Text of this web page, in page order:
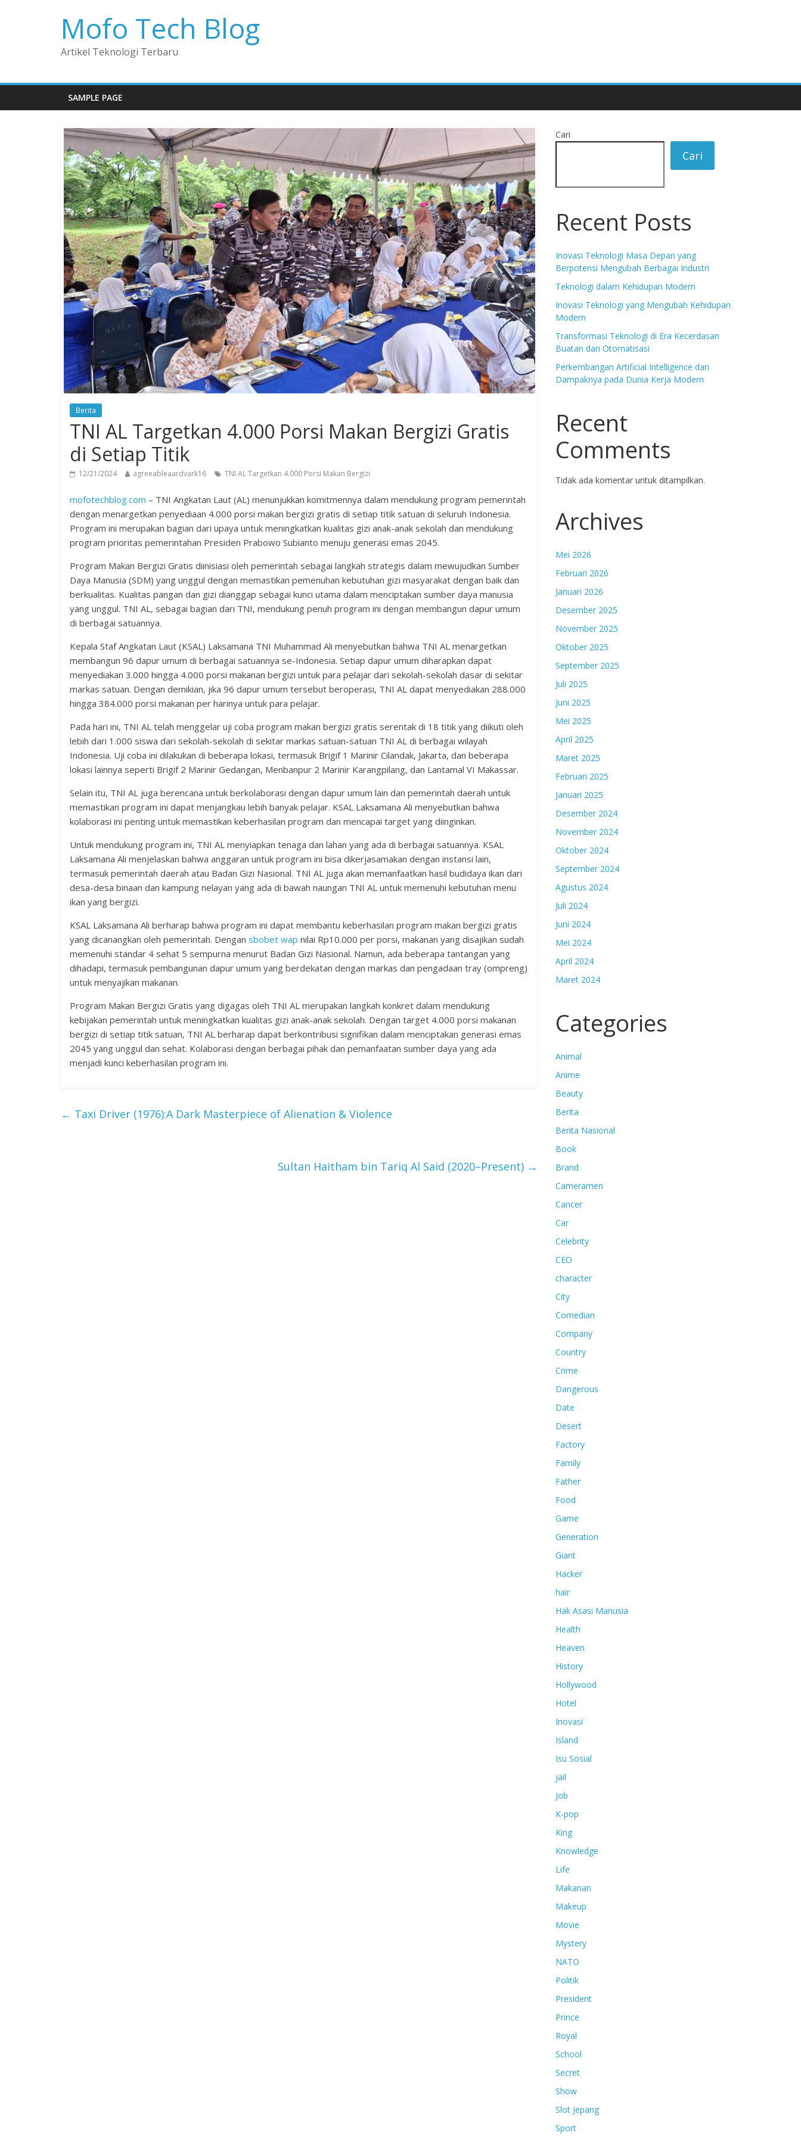
Mofo Tech Blog
Artikel Teknologi Terbaru
SAMPLE PAGE
Berita
TNI AL Targetkan 4.000 Porsi Makan Bergizi Gratis
di Setiap Titik
12/21/2024 agreeableaardvark16 TNI AL Targetkan 4.000 Porsi Makan Bergizi
mofotechblog.com – TNI Angkatan Laut (AL) menunjukkan komitmennya dalam mendukung program pemerintah
dengan menargetkan penyediaan 4.000 porsi makan bergizi gratis di setiap titik satuan di seluruh Indonesia.
Program ini merupakan bagian dari upaya untuk meningkatkan kualitas gizi anak-anak sekolah dan mendukung
program prioritas pemerintahan Presiden Prabowo Subianto menuju generasi emas 2045.
Program Makan Bergizi Gratis diinisiasi oleh pemerintah sebagai langkah strategis dalam mewujudkan Sumber
Daya Manusia (SDM) yang unggul dengan memastikan pemenuhan kebutuhan gizi masyarakat dengan baik dan
berkualitas. Kualitas pangan dan gizi dianggap sebagai kunci utama dalam menciptakan sumber daya manusia
yang unggul. TNI AL, sebagai bagian dari TNI, mendukung penuh program ini dengan membangun dapur umum
di berbagai satuannya.
Kepala Staf Angkatan Laut (KSAL) Laksamana TNI Muhammad Ali menyebutkan bahwa TNI AL menargetkan
membangun 96 dapur umum di berbagai satuannya se-Indonesia. Setiap dapur umum diharapkan dapat
menyediakan 3.000 hingga 4.000 porsi makanan bergizi untuk para pelajar dari sekolah-sekolah dasar di sekitar
markas satuan. Dengan demikian, jika 96 dapur umum tersebut beroperasi, TNI AL dapat menyediakan 288.000
hingga 384.000 porsi makanan per harinya untuk para pelajar.
Pada hari ini, TNI AL telah menggelar uji coba program makan bergizi gratis serentak di 18 titik yang diikuti oleh
lebih dari 1.000 siswa dari sekolah-sekolah di sekitar markas satuan-satuan TNI AL di berbagai wilayah
Indonesia. Uji coba ini dilakukan di beberapa lokasi, termasuk Brigif 1 Marinir Cilandak, Jakarta, dan beberapa
lokasi lainnya seperti Brigif 2 Marinir Gedangan, Menbanpur 2 Marinir Karangpilang, dan Lantamal VI Makassar.
Selain itu, TNI AL juga berencana untuk berkolaborasi dengan dapur umum lain dan pemerintah daerah untuk
memastikan program ini dapat menjangkau lebih banyak pelajar. KSAL Laksamana Ali menyebutkan bahwa
kolaborasi ini penting untuk memastikan keberhasilan program dan mencapai target yang diinginkan.
Untuk mendukung program ini, TNI AL menyiapkan tenaga dan lahan yang ada di berbagai satuannya. KSAL
Laksamana Ali menjelaskan bahwa anggaran untuk program ini bisa dikerjasamakan dengan instansi lain,
termasuk pemerintah daerah atau Badan Gizi Nasional. TNI AL juga akan memanfaatkan hasil budidaya ikan dari
desa-desa binaan dan kampung nelayan yang ada di bawah naungan TNI AL untuk memenuhi kebutuhan menu
ikan yang bergizi.
KSAL Laksamana Ali berharap bahwa program ini dapat membantu keberhasilan program makan bergizi gratis
yang dicanangkan oleh pemerintah. Dengan sbobet wap nilai Rp10.000 per porsi, makanan yang disajikan sudah
memenuhi standar 4 sehat 5 sempurna menurut Badan Gizi Nasional. Namun, ada beberapa tantangan yang
dihadapi, termasuk pembangunan dapur umum yang berdekatan dengan markas dan pengadaan tray (ompreng)
untuk menyajikan makanan.
Program Makan Bergizi Gratis yang digagas oleh TNI AL merupakan langkah konkret dalam mendukung
kebijakan pemerintah untuk meningkatkan kualitas gizi anak-anak sekolah. Dengan target 4.000 porsi makanan
bergizi di setiap titik satuan, TNI AL berharap dapat berkontribusi signifikan dalam menciptakan generasi emas
2045 yang unggul dan sehat. Kolaborasi dengan berbagai pihak dan pemanfaatan sumber daya yang ada
menjadi kunci keberhasilan program ini.
← Taxi Driver (1976):A Dark Masterpiece of Alienation & Violence
Sultan Haitham bin Tariq Al Said (2020–Present) →
Cari
Cari
Recent Posts
Inovasi Teknologi Masa Depan yang
Berpotensi Mengubah Berbagai Industri
Teknologi dalam Kehidupan Modern
Inovasi Teknologi yang Mengubah Kehidupan
Modern
Transformasi Teknologi di Era Kecerdasan
Buatan dan Otomatisasi
Perkembangan Artificial Intelligence dan
Dampaknya pada Dunia Kerja Modern
Recent
Comments
Tidak ada komentar untuk ditampilkan.
Archives
Mei 2026
Februari 2026
Januari 2026
Desember 2025
November 2025
Oktober 2025
September 2025
Juli 2025
Juni 2025
Mei 2025
April 2025
Maret 2025
Februari 2025
Januari 2025
Desember 2024
November 2024
Oktober 2024
September 2024
Agustus 2024
Juli 2024
Juni 2024
Mei 2024
April 2024
Maret 2024
Categories
Animal
Anime
Beauty
Berita
Berita Nasional
Book
Brand
Cameramen
Cancer
Car
Celebrity
CEO
character
City
Comedian
Company
Country
Crime
Dangerous
Date
Desert
Factory
Family
Father
Food
Game
Generation
Giant
Hacker
hair
Hak Asasi Manusia
Health
Heaven
History
Hollywood
Hotel
Inovasi
Island
Isu Sosial
jail
Job
K-pop
King
Knowledge
Life
Makanan
Makeup
Movie
Mystery
NATO
Politik
President
Prince
Royal
School
Secret
Show
Slot Jepang
Sport